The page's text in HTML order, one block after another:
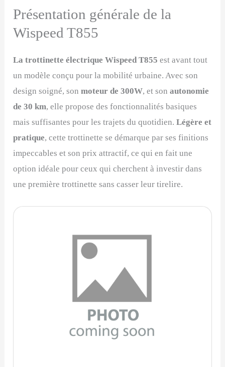
Présentation générale de la
Wispeed T855
La trottinette électrique Wispeed T855 est avant tout
un modèle conçu pour la mobilité urbaine. Avec son
design soigné, sonmoteur de 300W, et sonautonomie
de 30 km, elle propose des fonctionnalités basiques
mais suffisantes pour les trajets du quotidien. Légère et
pratique, cette trottinette se démarque par ses finitions
impeccables et son prix attractif, ce qui en fait une
option idéale pour ceux qui cherchent à investir dans
une première trottinette sans casser leur tirelire.